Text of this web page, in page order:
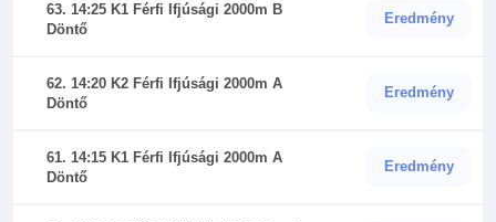
63. 14:25 K1 Férfi Ifjúsági 2000m B
Döntő
Eredmény
62. 14:20 K2 Férfi Ifjúsági 2000m A
Döntő
Eredmény
61. 14:15 K1 Férfi Ifjúsági 2000m A
Döntő
Eredmény